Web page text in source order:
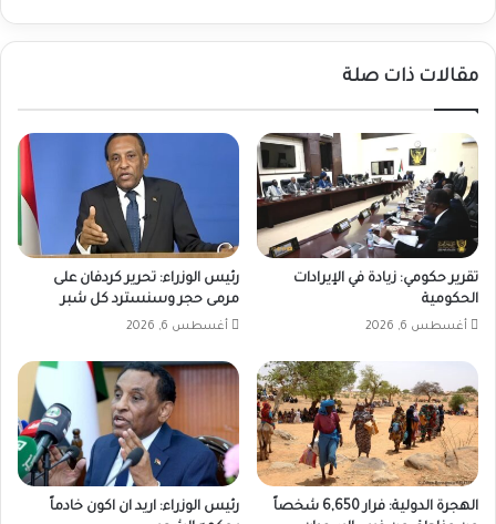
مقالات ذات صلة
تقرير حكومي: زيادة في الإيرادات
الحكومية
أغسطس 6, 2026
رئيس الوزراء: تحرير كردفان على
مرمى حجر وسنسترد كل شبر
أغسطس 6, 2026
الهجرة الدولية: فرار 6,650 شخصاً
رئيس الوزراء: اريد ان اكون خادماً